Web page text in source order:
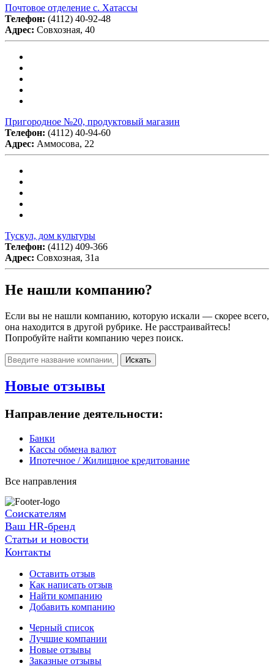
Почтовое отделение с. Хатассы
Телефон: (4112) 40-92-48
Адрес: Совхозная, 40
Пригородное №20, продуктовый магазин
Телефон: (4112) 40-94-60
Адрес: Аммосова, 22
Тускул, дом культуры
Телефон: (4112) 409-366
Адрес: Совхозная, 31а
Не нашли компанию?
Если вы не нашли компанию, которую искали — скорее всего,
она находится в другой рубрике. Не расстраивайтесь!
Попробуйте найти компанию через поиск.
Искать
Новые отзывы
Направление деятельности:
Банки
Кассы обмена валют
Ипотечное / Жилищное кредитование
Все направления
Соискателям
Ваш HR-бренд
Статьи и новости
Контакты
Оставить отзыв
Как написать отзыв
Найти компанию
Добавить компанию
Черный список
Лучшие компании
Новые отзывы
Заказные отзывы